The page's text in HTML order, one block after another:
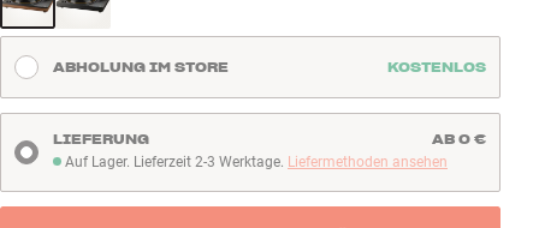
Anmelden
Bauen mit Klang
ABHOLUNG IM STORE KOSTENLOS
Auf Lager. Lieferzeit 2-3 Werktage
Auf Lager. Lieferzeit 2-3 Werktage. Liefermethoden ansehen
LIEFERUNG AB 0 €